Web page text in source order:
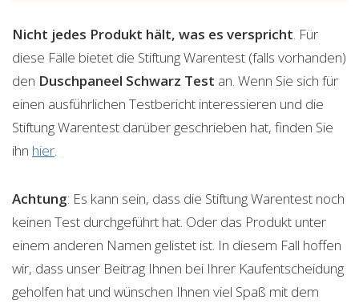
Nicht jedes Produkt hält, was es verspricht. Für
diese Fälle bietet die Stiftung Warentest (falls vorhanden)
den Duschpaneel Schwarz Test an. Wenn Sie sich für
einen ausführlichen Testbericht interessieren und die
Stiftung Warentest darüber geschrieben hat, finden Sie
ihn hier.
Achtung: Es kann sein, dass die Stiftung Warentest noch
keinen Test durchgeführt hat. Oder das Produkt unter
einem anderen Namen gelistet ist. In diesem Fall hoffen
wir, dass unser Beitrag Ihnen bei Ihrer Kaufentscheidung
geholfen hat und wünschen Ihnen viel Spaß mit dem